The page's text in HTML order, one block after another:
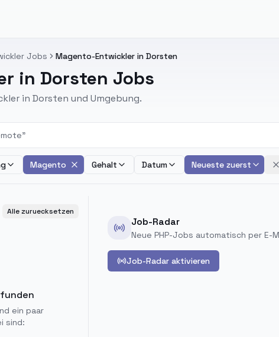
Jobs Magento-Entwickler in Dorsten
in Dorsten Jobs
in Dorsten und Umgebung.
Magento Gehalt Datum Neueste zuerst
Alle zuruecksetzen
ein paar
sind:
Job-Radar
Neue PHP-Jobs automatisch per E-
Job-Radar aktivieren